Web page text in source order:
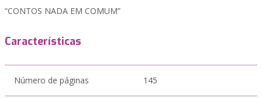
“CONTOS NADA EM COMUM”
Características
Número de páginas 145